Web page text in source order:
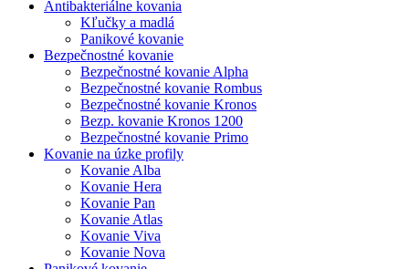
Antibakteriálne kovania
Kľučky a madlá
Panikové kovanie
Bezpečnostné kovanie
Bezpečnostné kovanie Alpha
Bezpečnostné kovanie Rombus
Bezpečnostné kovanie Kronos
Bezp. kovanie Kronos 1200
Bezpečnostné kovanie Primo
Kovanie na úzke profily
Kovanie Alba
Kovanie Hera
Kovanie Pan
Kovanie Atlas
Kovanie Viva
Kovanie Nova